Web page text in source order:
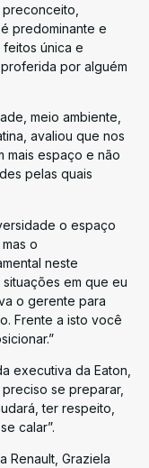
predominante e
única e
por alguém
meio ambiente,
avaliou que nos
mais espaço e não
pelas quais
o espaço
o
neste
em que eu
o gerente para
Frente a isto você
executiva da Eaton,
se preparar,
ter respeito,
calar”.
Renault, Graziela